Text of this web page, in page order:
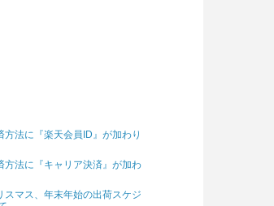
方法に『楽天会員ID』が加わり
方法に『キャリア決済』が加わ
スマス、年末年始の出荷スケジ